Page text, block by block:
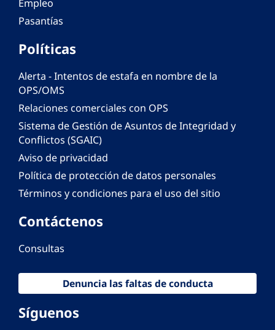
Empleo
Pasantías
Políticas
Alerta - Intentos de estafa en nombre de la
OPS/OMS
Relaciones comerciales con OPS
Sistema de Gestión de Asuntos de Integridad y
Conflictos (SGAIC)
Aviso de privacidad
Política de protección de datos personales
Términos y condiciones para el uso del sitio
Contáctenos
Consultas
Denuncia las faltas de conducta
Síguenos